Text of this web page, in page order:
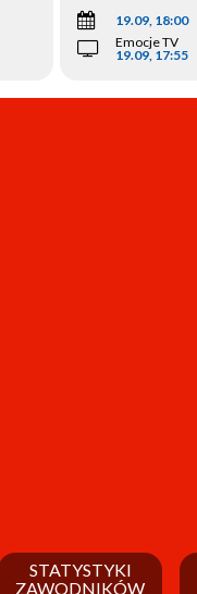
19.09, 18:00
Emocje TV
19.09, 17:55
STATYSTYKI
ZAWODNIKÓW